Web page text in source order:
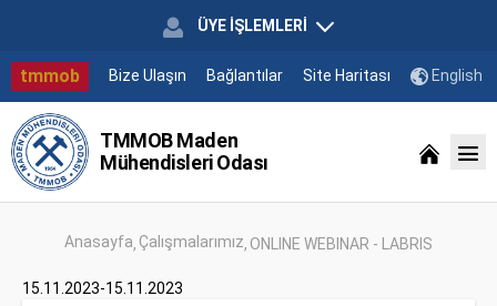
ÜYE İŞLEMLERİ
tmmob Bize Ulaşın Bağlantılar Site Haritası English
TMMOB Maden
Mühendisleri Odası
Anasayfa Çalışmalarımız ONLINE WEBINAR - LABRIS
15.11.2023-15.11.2023